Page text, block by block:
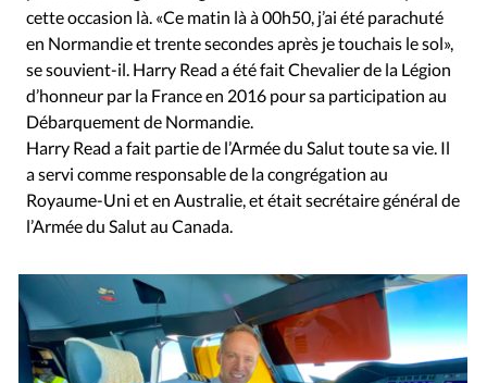
cette occasion là. «Ce matin là à 00h50, j’ai été parachuté
en Normandie et trente secondes après je touchais le sol»,
se souvient-il. Harry Read a été fait Chevalier de la Légion
d’honneur par la France en 2016 pour sa participation au
Débarquement de Normandie.
Harry Read a fait partie de l’Armée du Salut toute sa vie. Il
a servi comme responsable de la congrégation au
Royaume-Uni et en Australie, et était secrétaire général de
l’Armée du Salut au Canada.